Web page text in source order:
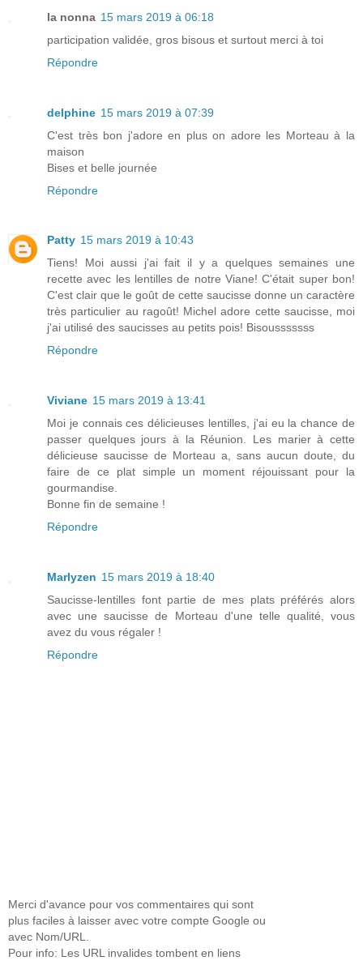
la nonna 15 mars 2019 à 06:18
participation validée, gros bisous et surtout merci à toi
Répondre
delphine 15 mars 2019 à 07:39
C'est très bon j'adore en plus on adore les Morteau à la
maison
Bises et belle journée
Répondre
Patty 15 mars 2019 à 10:43
Tiens! Moi aussi j'ai fait il y a quelques semaines une
recette avec les lentilles de notre Viane! C'était super bon!
C'est clair que le goût de cette saucisse donne un caractère
très particulier au ragoût! Michel adore cette saucisse, moi
j'ai utilisé des saucisses au petits pois! Bisousssssss
Répondre
Viviane 15 mars 2019 à 13:41
Moi je connais ces délicieuses lentilles, j'ai eu la chance de
passer quelques jours à la Réunion. Les marier à cette
délicieuse saucisse de Morteau a, sans aucun doute, du
faire de ce plat simple un moment réjouissant pour la
gourmandise.
Bonne fin de semaine !
Répondre
Marlyzen 15 mars 2019 à 18:40
Saucisse-lentilles font partie de mes plats préférés alors
avec une saucisse de Morteau d'une telle qualité, vous
avez du vous régaler !
Répondre
Merci d'avance pour vos commentaires qui sont
plus faciles à laisser avec votre compte Google ou
avec Nom/URL.
Pour info: Les URL invalides tombent en liens